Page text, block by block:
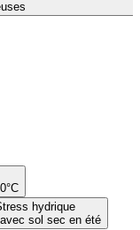
hydrique
sol sec en été